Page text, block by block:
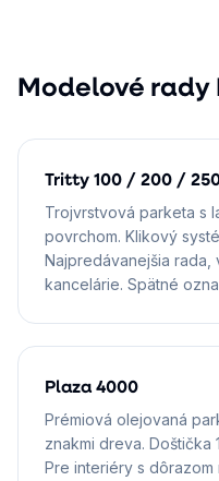
Modelové rady
Tritty 100 / 200 /
Trojvrstvová parketa s
povrchom. Klikový
Najpredávanejšia
kancelárie. Spätné
Plaza 4000
Prémiová olejovaná
znakmi dreva. Doštička
Pre interiéry s